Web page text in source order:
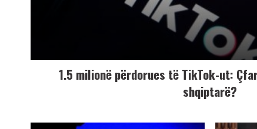
1.5 milionë përdorues të TikTok-ut:
shqiptarë?